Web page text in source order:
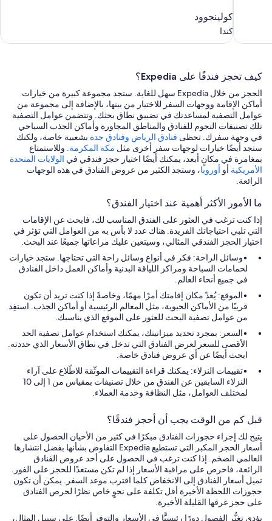
كولينجوود
كندا
كولينجوود
كندا
كيف تحجز فندقًا على Expedia؟
الحجز من خلال Expedia سهل للغاية. ستجد مجموعة كبيرة من خيارات
أماكن الإقامة ووجهات السفر للاختيار من بينها، بالإضافة إلى مجموعة من
عوامل التصفية لمساعدتك في تضييق نطاق بحثك. وتتضمن عوامل التصفية
تلك تصنيفات النجوم للفنادق والمناطق المجاورة وأماكن الجذب السياحي
في وجهة سفرك. تحظى فنادق الرياض وفنادق جدة بشعبية خاصة، ولكنك
ستجد أيضًا خيارات لوجهات سفر أخرى مثل مكة المكرمة. وللاستمتاع
بمغامرة في مكانٍ أبعد، يمكنك أيضًا اختيار حجز فندقي في الولايات المتحدة
الأمريكية أو أوروبا، وستجد الكثير من عروض الفنادق في هذه الوجهات
الرائعة.
ما الأمور الأكثر أهمية عند اختيار الفندق؟
إذا كنت ترغب في العثور على الفندق المناسب لك، فابحث عن الإقامات
التي تلبي احتياجاتك الفريدة. هناك عدد لا بأس به من العوامل التي تؤثر في
اختيار الحجز الفندقي المثالي، وسيتعين عليك مراعاتها جميعًا عند البحث.
وسائل الراحة: فكر في أنواع وسائل راحة التي تحتاجها. ستجد خيارات
لحمامات السباحة ومراكز اللياقة البدنية وأماكن العمل داخل الفنادق
في جميع أنحاء العالم.
الموقع: يُعدّ مكان إقامتك أمرًا مهمًا، وخاصةً إذا كنت تريد أن تكون
قريبًا من الأماكن الحيوية، مثل المعالم الرئيسية أو أماكن الجذب. استفِد
من عوامل تصفية البحث للعثور على الموقع الذي يناسبك.
السعر: بمجرد تحديد ميزانيتك، يمكنك استخدام عوامل تصفية الحد
الأقصى للسعر لعرض الفنادق التي تدخل في نطاق الأسعار الذي حددته.
ابحث أيضًا عن أي عروض فنادق خاصة.
تقييمات النزلاء: يمكنك قراءة التقييمات الموثّقة للاطّلاع على آراء
النزلاء السابقين عن الفندق من خلال تصنيفات بمقياس من 1 إلى 10
لمختلف العوامل، مثل النظافة وخدمة العملاء.
قبل كم من الوقت يجب أن أحجز فندقًا؟
يتيح لك إجراء حجوزات الفنادق مبكرًا في كثير من الأحيان الحصول على
أسعار الحجز المكبر التي تستطيع Expedia التفاوض بشأنها بفضل انتشارها
العالمي الضخم. إذا كنت ترغب في الحصول على أحد عروض الفنادق
الرائعة، فاحرص على مراقبة الأسعار إذا لم تكن مستعدًا للحجز على الفور.
تميل أسعار الفنادق إلى الانخفاض كلما اقترب موعد السفر. يمكن أن تكون
حجوزات اللحظة الأخيرة أقل تكلفة على نحوٍ خاص نظرًا لحرص الفنادق
على حجز غرفها القليلة الأخيرة.
يؤدي تغيُّر الفصول دورًا رئيسيًّا في الأسعار والتوفر أيضًا. على سبيل المثال،